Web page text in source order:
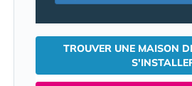
TROUVER UNE MAISON